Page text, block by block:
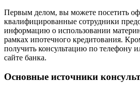
Первым делом, вы можете посетить
квалифицированные сотрудники
информацию о использовании
рамках ипотечного кредитования.
получить консультацию по телефону
сайте банка.
Основные источники